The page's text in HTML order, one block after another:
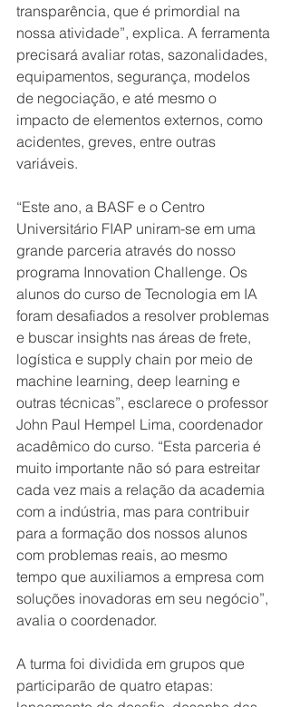
transparência, que é primordial na
nossa atividade”, explica. A ferramenta
precisará avaliar rotas, sazonalidades,
equipamentos, segurança, modelos
de negociação, e até mesmo o
impacto de elementos externos, como
acidentes, greves, entre outras
variáveis.
“Este ano, a BASF e o Centro
Universitário FIAP uniram-se em uma
grande parceria através do nosso
programa Innovation Challenge. Os
alunos do curso de Tecnologia em IA
foram desafiados a resolver problemas
e buscar insights nas áreas de frete,
logística e supply chain por meio de
machine learning, deep learning e
outras técnicas”, esclarece o professor
John Paul Hempel Lima, coordenador
acadêmico do curso. “Esta parceria é
muito importante não só para estreitar
cada vez mais a relação da academia
com a indústria, mas para contribuir
para a formação dos nossos alunos
com problemas reais, ao mesmo
tempo que auxiliamos a empresa com
soluções inovadoras em seu negócio”,
avalia o coordenador.
A turma foi dividida em grupos que
participarão de quatro etapas: